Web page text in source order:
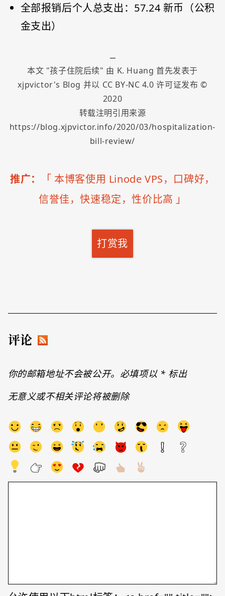
全部报销后个人总支出：57.24 新币（公积
金支出）
本文 "孩子住院后续" 由 K. Huang 首先发表于
xjpvictor's Blog 并以 CC BY-NC 4.0 许可证发布 ©
2020
转载注明引用来源
https://blog.xjpvictor.info/2020/03/hospitalization-
bill-review/
推广： 「 本博客使用 Linode VPS，口碑好，
信誉佳，快速稳定，性价比高 」
打赏我
评论
你的邮箱地址不会被公开。必填项以 *标出
无意义或不相关评论将被删除